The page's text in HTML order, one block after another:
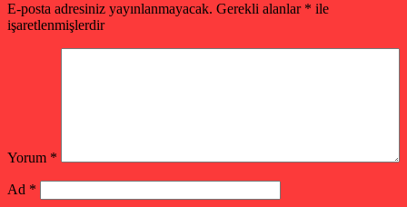
E-posta adresiniz yayınlanmayacak. Gerekli alanlar * ile
işaretlenmişlerdir
Yorum *
Ad *